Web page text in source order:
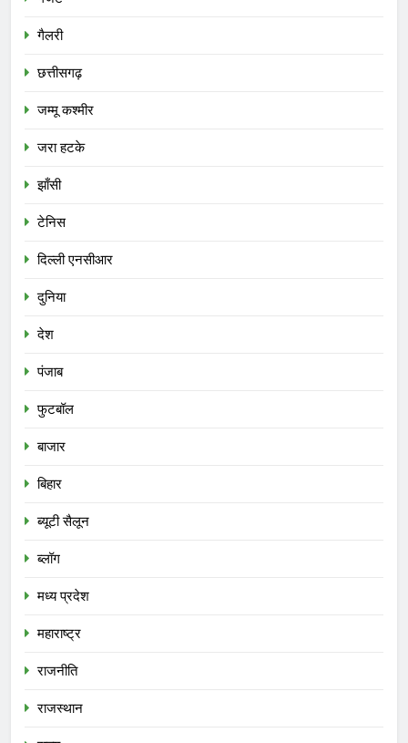
गैलरी
छत्तीसगढ़
जम्मू कश्मीर
जरा हटके
झाँसी
टेनिस
दिल्ली एनसीआर
दुनिया
देश
पंजाब
फुटबॉल
बाजार
बिहार
ब्यूटी सैलून
ब्लॉग
मध्य प्रदेश
महाराष्ट्र
राजनीति
राजस्थान